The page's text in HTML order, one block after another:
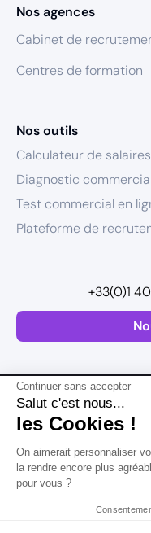
Continuer sans accepter
Salut c'est nous...
les Cookies !
On aimerait personnaliser
la rendre encore plus
pour vous ?
Nos agences
Cabinet de
Centres de formation
Nos outils
Calculateur de salaires
Diagnostic
Test commercial en
Plateforme de
+33(0)1